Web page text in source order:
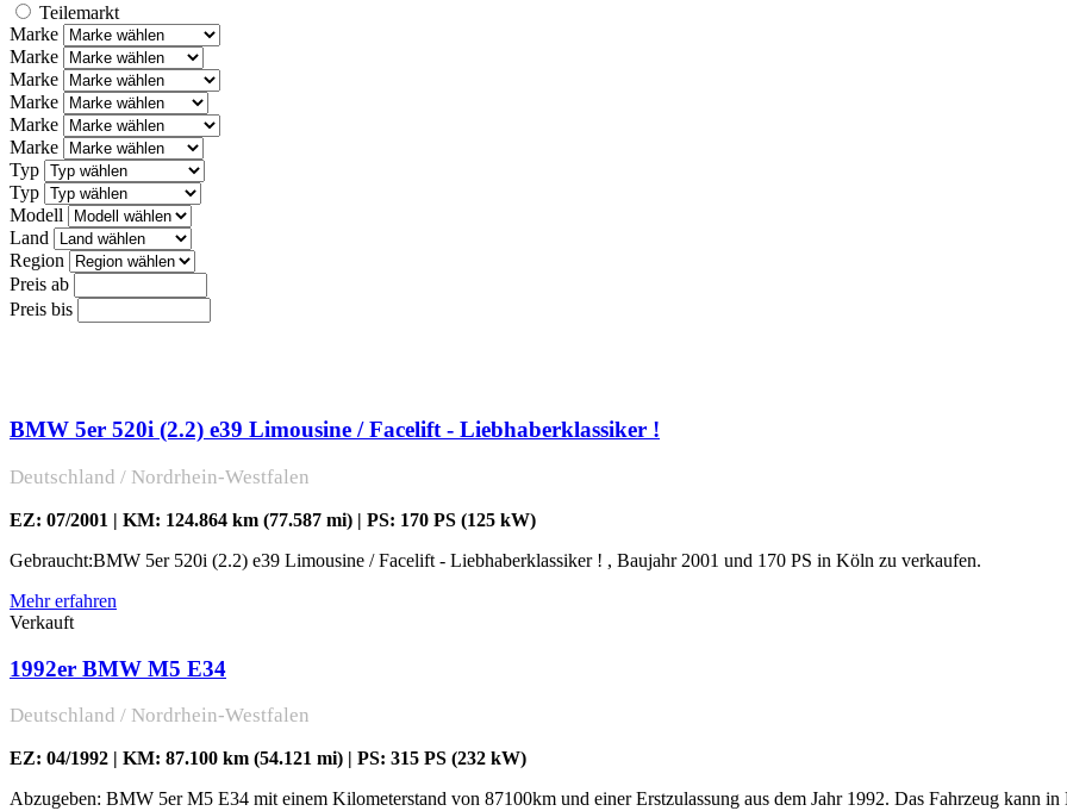
Teilemarkt
Marke
Marke
Marke
Marke
Marke
Marke
Typ
Typ
Modell
Land
Region
Preis ab
Preis bis
BMW 5er 520i (2.2) e39 Limousine / Facelift - Liebhaberklassiker !
Deutschland / Nordrhein-Westfalen
EZ: 07/2001 | KM: 124.864 km (77.587 mi) | PS: 170 PS (125 kW)
Gebraucht:BMW 5er 520i (2.2) e39 Limousine / Facelift - Liebhaberklassiker ! , Baujahr 2001 und 170 PS in Köln zu verkaufen.
Mehr erfahren
Verkauft
1992er BMW M5 E34
Deutschland / Nordrhein-Westfalen
EZ: 04/1992 | KM: 87.100 km (54.121 mi) | PS: 315 PS (232 kW)
Abzugeben: BMW 5er M5 E34 mit einem Kilometerstand von 87100km und einer Erstzulassung aus dem Jahr 1992. Das Fahrzeug kann